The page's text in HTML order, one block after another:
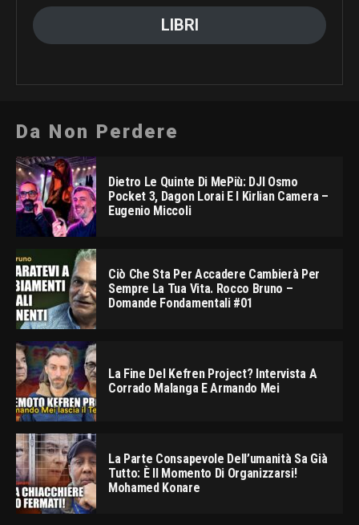
LIBRI
Da Non Perdere
Dietro Le Quinte Di MePiù: DJI Osmo
Pocket 3, Dagon Lorai E I Kirlian Camera –
Eugenio Miccoli
Ciò Che Sta Per Accadere Cambierà Per
Sempre La Tua Vita. Rocco Bruno –
Domande Fondamentali #01
La Fine Del Kefren Project? Intervista A
Corrado Malanga E Armando Mei
La Parte Consapevole Dell’umanità Sa Già
Tutto: È Il Momento Di Organizzarsi!
Mohamed Konare